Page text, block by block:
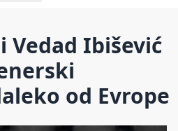
Vedad Ibišević
od Evrope